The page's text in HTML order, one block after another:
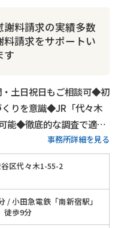
謝料請求の実績多数
料請求をサポートい
す
土日祝日もご相談可◆初
りを意識◆JR「代々木
能◆徹底的な調査で適正
事務所詳細を見る
区代々木1-55-2
/ 小田急電鉄「南新宿駅」
徒歩9分